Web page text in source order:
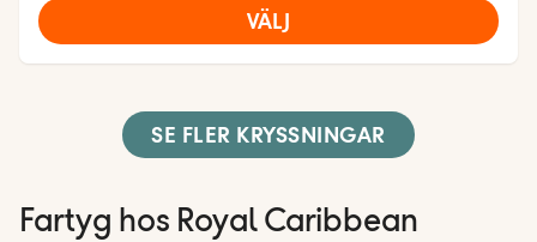
VÄLJ
SE FLER KRYSSNINGAR
Fartyg hos Royal Caribbean